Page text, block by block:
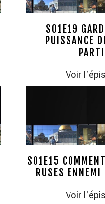
S01E19
PUISSANCE
Voir
S01E15
RUSES
Voir